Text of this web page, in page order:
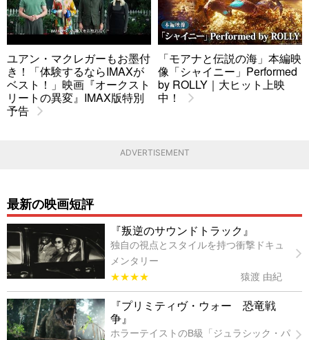
ユアン・マクレガーもお墨付
き！「体験するならIMAXが
ベスト！」映画『オークスト
リートの異変』IMAX版特別
予告
「モアナと伝説の海」本編映
像「シャイニー」Performed
by ROLLY｜大ヒット上映
中！
ADVERTISEMENT
最新の映画短評
『叛逆のサウンドトラック』
独自の視点とスタイルを持つ衝撃ドキュ
メンタリー
★★★★
猿渡 由紀
『プリミティヴ・ウォー 恐竜戦
争』
ホラーテイストのB級「ジュラシック・パ